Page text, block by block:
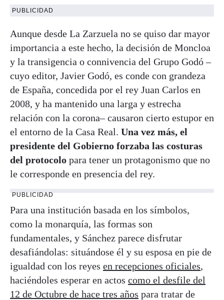
PUBLICIDAD
Aunque desde La Zarzuela no se quiso dar mayor
importancia a este hecho, la decisión de Moncloa
y la transigencia o connivencia del Grupo Godó –
cuyo editor, Javier Godó, es conde con grandeza
de España, concedida por el rey Juan Carlos en
2008, y ha mantenido una larga y estrecha
relación con la corona– causaron cierto estupor en
el entorno de la Casa Real. Una vez más, el
presidente del Gobierno forzaba las costuras
del protocolo para tener un protagonismo que no
le corresponde en presencia del rey.
PUBLICIDAD
Para una institución basada en los símbolos,
como la monarquía, las formas son
fundamentales, y Sánchez parece disfrutar
desafiándolas: situándose él y su esposa en pie de
igualdad con los reyes en recepciones oficiales,
haciéndoles esperar en actos como el desfile del
12 de Octubre de hace tres años para tratar de